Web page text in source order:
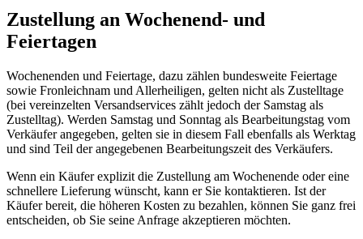
Zustellung an Wochenend- und
Feiertagen
Wochenenden und Feiertage, dazu zählen bundesweite Feiertage
sowie Fronleichnam und Allerheiligen, gelten nicht als Zustelltage
(bei vereinzelten Versandservices zählt jedoch der Samstag als
Zustelltag). Werden Samstag und Sonntag als Bearbeitungstag vom
Verkäufer angegeben, gelten sie in diesem Fall ebenfalls als Werktag
und sind Teil der angegebenen Bearbeitungszeit des Verkäufers.
Wenn ein Käufer explizit die Zustellung am Wochenende oder eine
schnellere Lieferung wünscht, kann er Sie kontaktieren. Ist der
Käufer bereit, die höheren Kosten zu bezahlen, können Sie ganz frei
entscheiden, ob Sie seine Anfrage akzeptieren möchten.